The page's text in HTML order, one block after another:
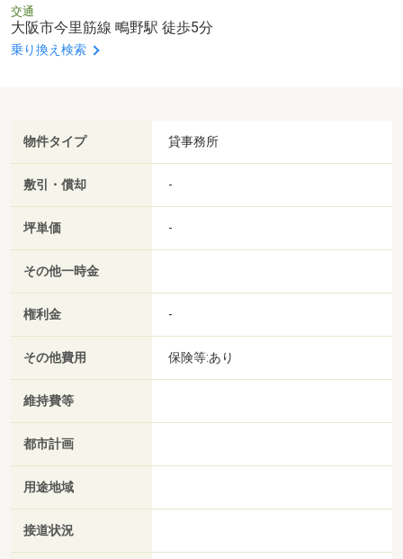
交通
大阪市今里筋線 鴫野駅 徒歩5分
乗り換え検索
物件タイプ 貸事務所
敷引・償却 -
坪単価 -
その他一時金
権利金 -
その他費用 保険等:あり
維持費等
都市計画
用途地域
接道状況